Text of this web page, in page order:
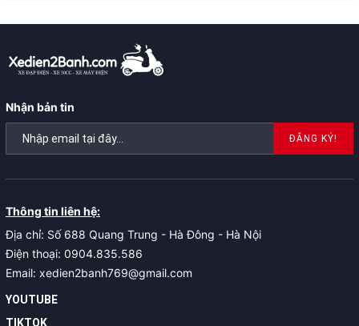
Nhận bản tin
ĐĂNG KÝ!
Thông tin liên hệ:
Địa chỉ: Số 688 Quang Trung - Hà Đông - Hà Nội
Điện thoại: 0904.835.586
Email: xedien2banh769@gmail.com
YOUTUBE
TIKTOK